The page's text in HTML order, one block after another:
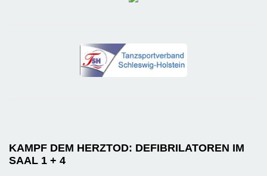
KAMPF DEM HERZTOD: DEFIBRILATOREN IM
SAAL 1 + 4